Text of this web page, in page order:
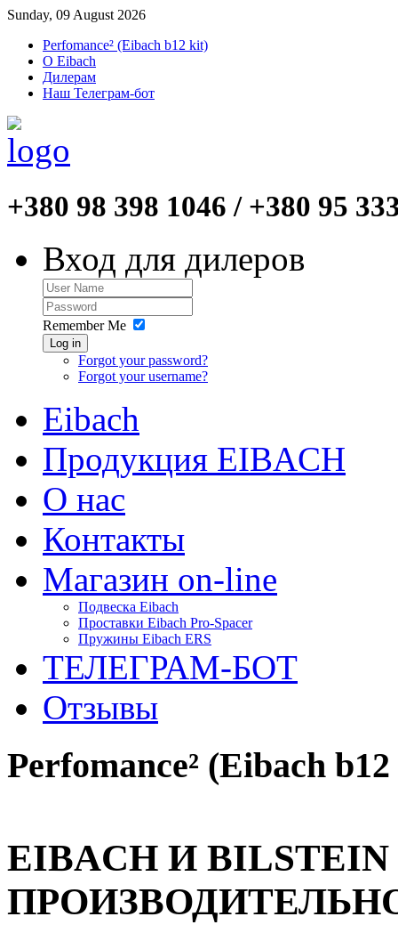
Sunday, 09 August 2026
Perfomance² (Eibach b12 kit)
O Eibach
Дилерам
Наш Телеграм-бот
+380 98 398 1046 / +380 95
Вход для дилеров
Remember Me
Log in
Forgot your password?
Forgot your username?
Eibach
Продукция EIBACH
О нас
Контакты
Магазин on-line
Подвеска Eibach
Проставки Eibach Pro-Spacer
Пружины Eibach ERS
ТЕЛЕГРАМ-БОТ
Отзывы
Perfomance² (Eibach
EIBACH И